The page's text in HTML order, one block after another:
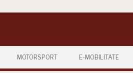
MOTORSPORT E-MOBILITATE